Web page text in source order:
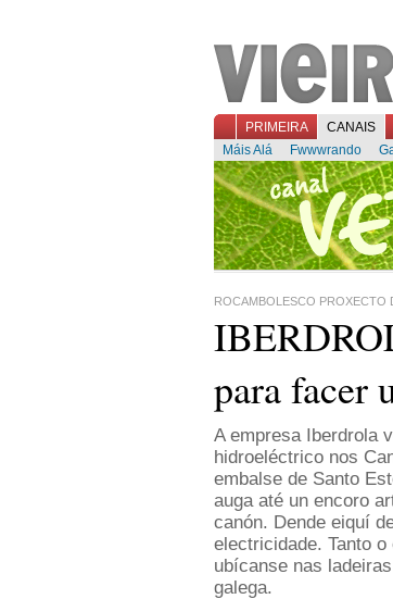
PRIMEIRA CANAIS
Máis Alá
Fwwwrando
ROCAMBOLESCO PROXECTO
para facer
Aempresa Iberdrola
hidroeléctrico nos
embalse de Santo
auga até un encoro
canón. Dende eiquí
electricidade. Tanto
ubícanse nas
galega.